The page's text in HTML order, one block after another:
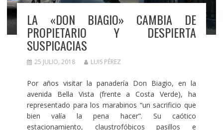
LA «DON BIAGIO» CAMBIA DE
PROPIETARIO Y DESPIERTA
SUSPICACIAS
25 JULIO, 2018 LUIS PÉREZ
Por años visitar la panadería Don Biagio, en la
avenida Bella Vista (frente a Costa Verde), ha
representado para los marabinos “un sacrificio que
bien valía la pena hacer”. Su caótico
estacionamiento, claustrofóbicos pasillos e